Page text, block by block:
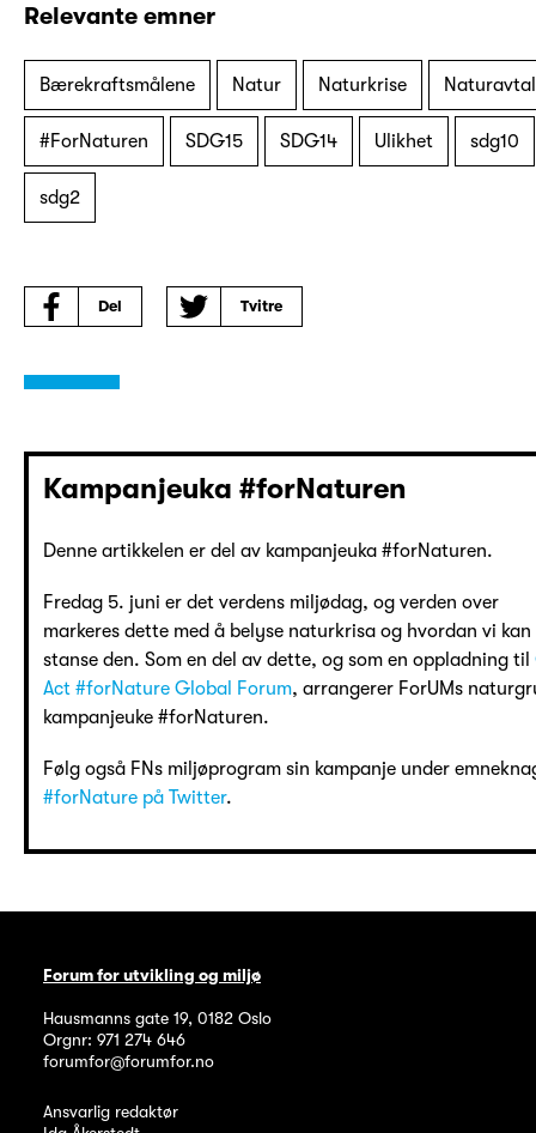
Relevante emner
Bærekraftsmålene Natur Naturkrise
#ForNaturen SDG15 SDG14 Ulikhet sdg10
sdg2
Del Tvitre
Kampanjeuka #forNaturen
Denne artikkelen er del av kampanjeuka #forNaturen.
Fredag 5. juni er det verdens miljødag, og verden over
markeres dette med å belyse naturkrisa og hvordan vi kan
stanse den. Som en del av dette, og som en oppladning til
Act #forNature Global Forum, arrangerer ForUMs
kampanjeuke #forNaturen.
Følg også FNs miljøprogram sin kampanje under
#forNature på Twitter.
Forum for utvikling og miljø
Hausmanns gate 19, 0182 Oslo
Orgnr: 971 274 646
forumfor@forumfor.no
Ansvarlig redaktør